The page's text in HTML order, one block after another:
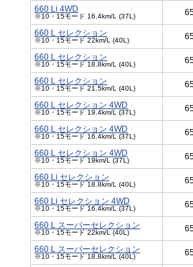
660 Li 4WD
※10・15モード 16.4km/L (37L)
660 L セレクション
※10・15モード 22km/L (40L)
660 L セレクション
※10・15モード 18.8km/L (40L)
660 L セレクション
※10・15モード 21.5km/L (40L)
660 L セレクション 4WD
※10・15モード 19.4km/L (37L)
660 L セレクション 4WD
※10・15モード 16.4km/L (37L)
660 L セレクション 4WD
※10・15モード 19km/L (37L)
660 Li セレクション
※10・15モード 18.8km/L (40L)
660 Li セレクション 4WD
※10・15モード 16.4km/L (37L)
660 L スーパーセレクション
※10・15モード 22km/L (40L)
660 L スーパーセレクション
※10・15モード 18.8km/L (40L)